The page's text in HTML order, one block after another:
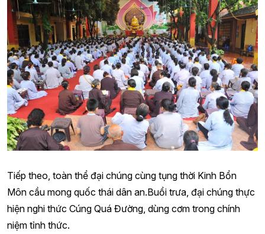
Tiếp theo, toàn thể đại chúng cùng tụng thời Kinh Bổn
Môn cầu mong quốc thái dân an.Buổi trưa, đại chúng thực
hiện nghi thức Cúng Quá Đường, dùng cơm trong chính
niệm tỉnh thức.